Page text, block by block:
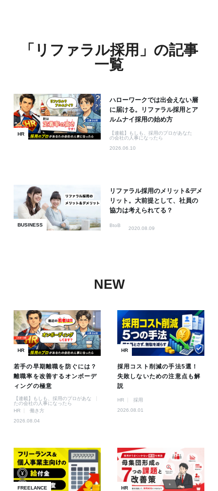
「リファラル採用」の記事
一覧
HR
ハローワークでは出会えない層
に届ける。リファラル採用とア
ルムナイ採用の始め方
【連載】もしも、採用のプロがあなた
の会社の人事になったら
2026.06.10
BUSINESS
リファラル採用のメリット&デメ
リット。大前提として、社員の
協力は考えられてる？
BtoB
2020.08.09
NEW
HR
若手の早期離職を防ぐには？
離職率を改善するオンボーデ
ィングの極意
【連載】もしも、採用のプロがあな
たの会社の人事になったら
HR
働き方
2026.08.04
HR
採用コスト削減の手法5選！
失敗しないための注意点も解
説
HR
採用
2026.08.01
FREELANCE HR